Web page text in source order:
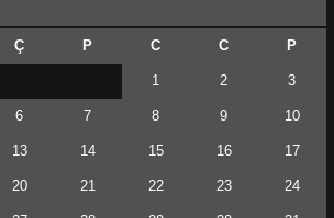
Ç P C C P
1 2 3
6 7 8 9 10
13 14 15 16 17
20 21 22 23 24